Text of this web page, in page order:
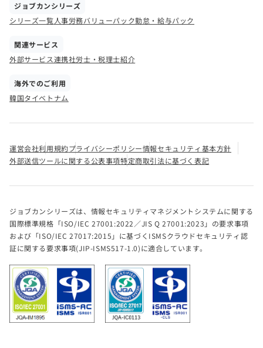
ジョブカンシリーズ
シリーズ一覧人事労務バリューパック勤怠・給与パック
関連サービス
外部サービス連携社労士・税理士紹介
海外でのご利用
韓国タイベトナム
運営会社利用規約プライバシーポリシー情報セキュリティ基本方針
外部送信ツールに関する公表事項特定商取引法に基づく表記
ジョブカンシリーズは、情報セキュリティマネジメントシステムに関する
国際標準規格「ISO/IEC 27001:2022／JIS Q 27001:2023」の要求事項
および「ISO/IEC 27017:2015」に基づくISMSクラウドセキュリティ認
証に関する要求事項(JIP-ISMS517-1.0)に適合しています。